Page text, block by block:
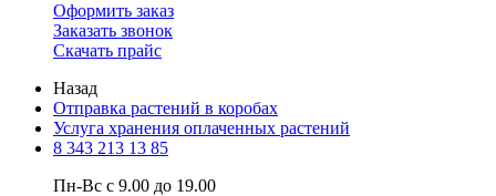
Оформить заказ
Заказать звонок
Скачать прайс
Назад
Отправка растений в коробах
Услуга хранения оплаченных растений
8 343 213 13 85
Пн-Вс с 9.00 до 19.00